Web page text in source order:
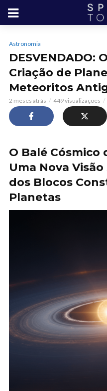
Astronomia
DESVENDADO:
Criação de
Meteoritos
2 meses atrás 449 visualizações
O Balé Cósmico
Uma Nova
dos Blocos
Planetas